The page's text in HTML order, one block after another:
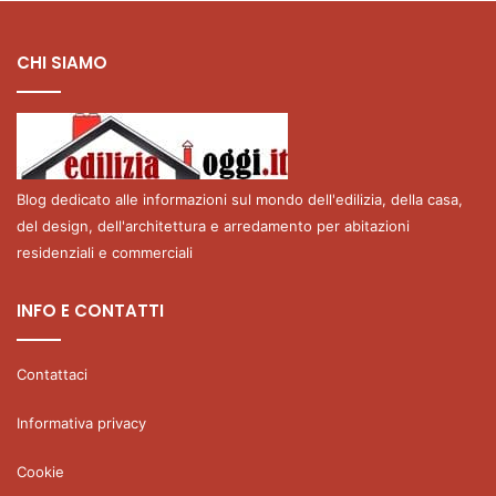
CHI SIAMO
Blog dedicato alle informazioni sul mondo dell'edilizia, della casa,
del design, dell'architettura e arredamento per abitazioni
residenziali e commerciali
INFO E CONTATTI
Contattaci
Informativa privacy
Cookie